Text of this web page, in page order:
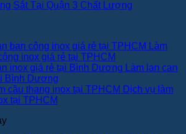
Sắt Tại Quận 3 Chất Lượng
Làm
inox giá rẻ tại TPHCM
Làm lan can
Bình Dương
Dịch vụ làm
tại TPHCM